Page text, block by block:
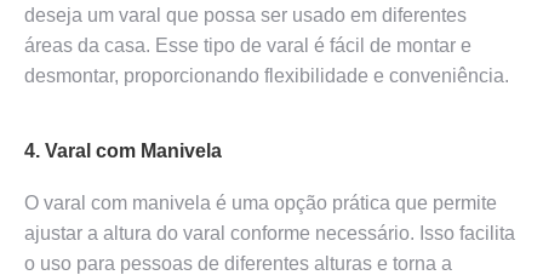
deseja um varal que possa ser usado em diferentes
áreas da casa. Esse tipo de varal é fácil de montar e
desmontar, proporcionando flexibilidade e conveniência.
4. Varal com Manivela
O varal com manivela é uma opção prática que permite
ajustar a altura do varal conforme necessário. Isso facilita
o uso para pessoas de diferentes alturas e torna a